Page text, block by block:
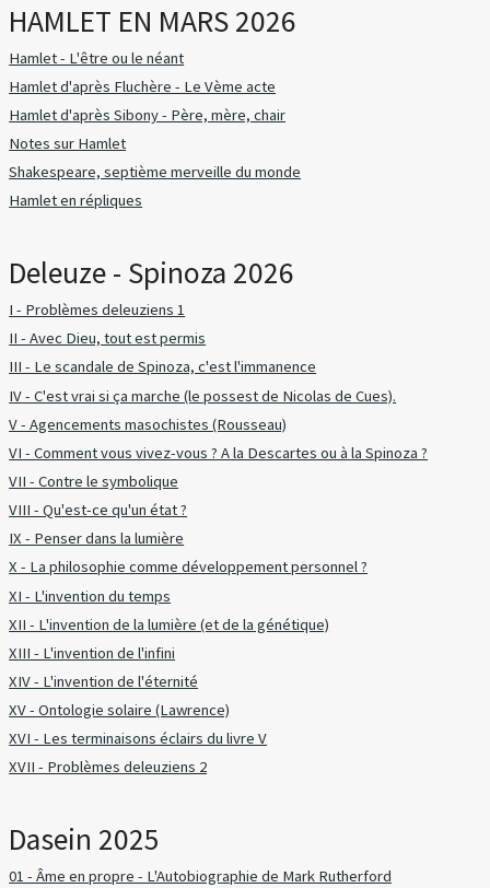
HAMLET EN MARS 2026
Hamlet - L'être ou le néant
Hamlet d'après Fluchère - Le Vème acte
Hamlet d'après Sibony - Père, mère, chair
Notes sur Hamlet
Shakespeare, septième merveille du monde
Hamlet en répliques
Deleuze - Spinoza 2026
I - Problèmes deleuziens 1
II - Avec Dieu, tout est permis
III - Le scandale de Spinoza, c'est l'immanence
IV - C'est vrai si ça marche (le possest de Nicolas de Cues).
V - Agencements masochistes (Rousseau)
VI - Comment vous vivez-vous ? A la Descartes ou à la Spinoza ?
VII - Contre le symbolique
VIII - Qu'est-ce qu'un état ?
IX - Penser dans la lumière
X - La philosophie comme développement personnel ?
XI - L'invention du temps
XII - L'invention de la lumière (et de la génétique)
XIII - L'invention de l'infini
XIV - L'invention de l'éternité
XV - Ontologie solaire (Lawrence)
XVI - Les terminaisons éclairs du livre V
XVII - Problèmes deleuziens 2
Dasein 2025
01 - Âme en propre - L'Autobiographie de Mark Rutherford